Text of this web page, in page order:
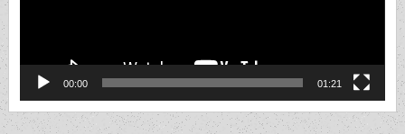
00:00 01:21